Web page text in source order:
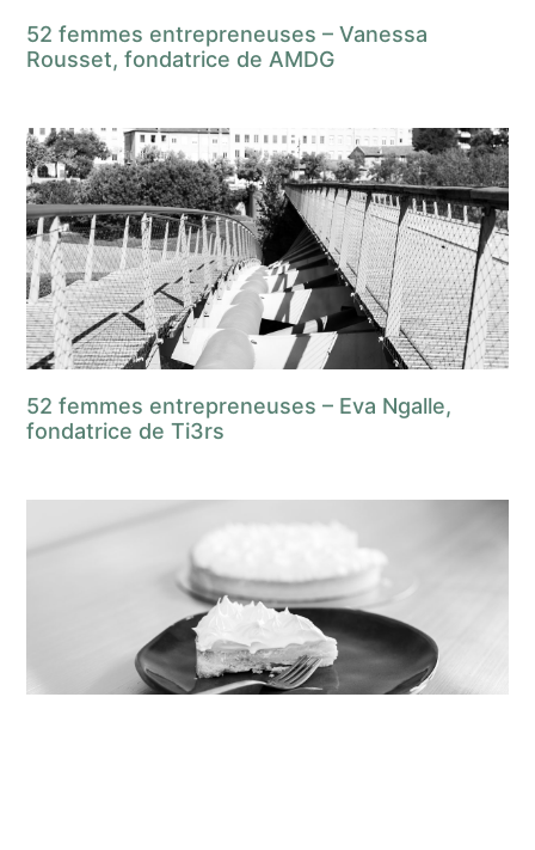
52 femmes entrepreneuses – Vanessa
Rousset, fondatrice de AMDG
52 femmes entrepreneuses – Eva Ngalle,
fondatrice de Ti3rs